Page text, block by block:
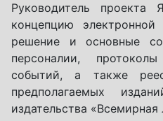
Руководитель проекта
концепцию
решение и основные
персоналии,
событий, а также
предполагаемых
издательства «Всемирная